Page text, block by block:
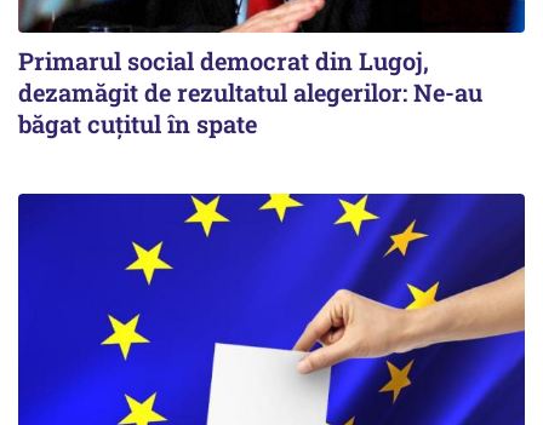
Primarul social democrat din Lugoj,
dezamăgit de rezultatul alegerilor: Ne-au
băgat cuţitul în spate